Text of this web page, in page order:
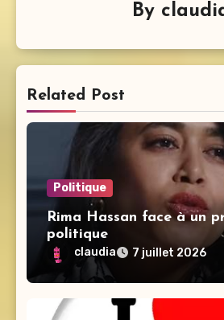
By
Related Post
Politique
Rima Hassan face à un
politique
claudia 7 juillet 2026